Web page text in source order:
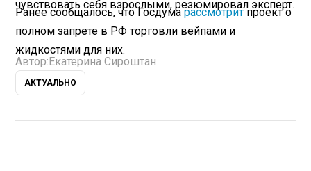
чувствовать себя взрослыми, резюмировал эксперт.
Ранее сообщалось, что Госдумарассмотритпроект о
полном запрете в РФ торговли вейпами и
жидкостями для них.
Автор: Екатерина Сироштан
АКТУАЛЬНО